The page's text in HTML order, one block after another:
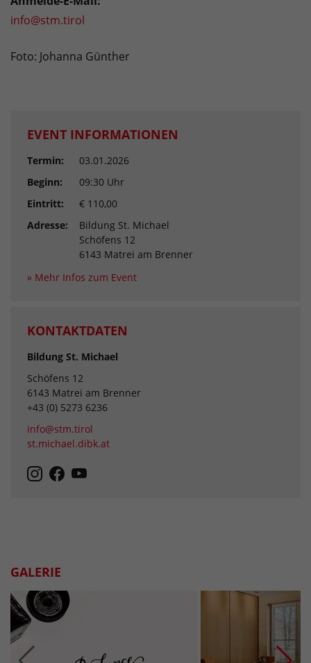
info@stm.tirol
Foto: Johanna Günther
EVENT INFORMATIONEN
Termin:
03.01.2026
Beginn:
09:30 Uhr
Eintritt:
€ 110,00
Adresse:
Bildung St. Michael
Schöfens 12
6143 Matrei am Brenner
» Mehr Infos zum Event
KONTAKTDATEN
Bildung St. Michael
Schöfens 12
6143 Matrei am Brenner
+43 (0) 5273 6236
info@stm.tirol
st.michael.dibk.at
GALERIE